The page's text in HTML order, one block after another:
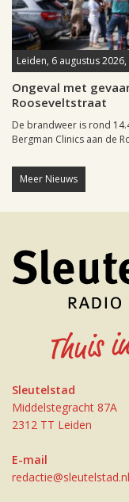
Leiden, 6 augustus 2026,
Ongeval met
Rooseveltstraat
De brandweer is rond
Bergman Clinics aan de
Meer Nieuws
Sleutelstad
Middelstegracht 87A
2312 TT Leiden
E-mail
redactie@sleutelstad.nl